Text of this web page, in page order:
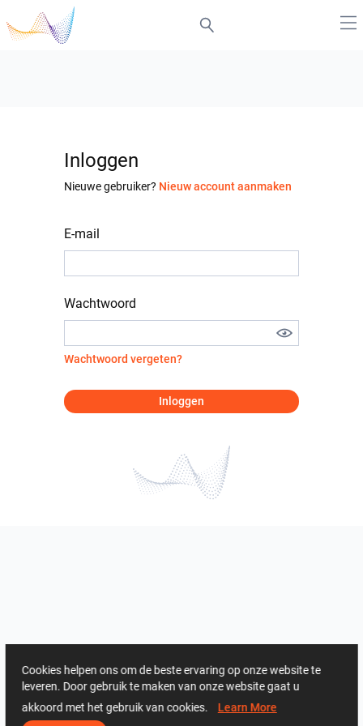
Inloggen
Nieuwe gebruiker? Nieuw account aanmaken
E-mail
Wachtwoord
Wachtwoord vergeten?
Inloggen
Cookies helpen ons om de beste ervaring op onze website te
leveren. Door gebruik te maken van onze website gaat u
akkoord met het gebruik van cookies. Learn More